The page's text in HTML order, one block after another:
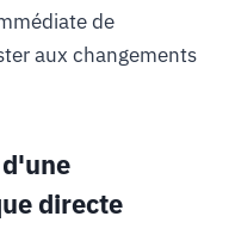
de
aux changements
directe